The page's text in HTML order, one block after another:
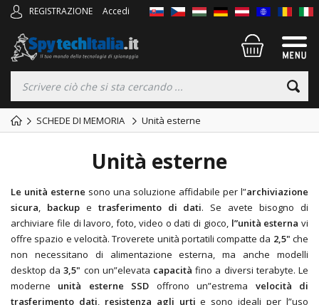
REGISTRAZIONE Accedi
SCHEDE DI MEMORIA Unità esterne
Unità esterne
Le unità esterne sono una soluzione affidabile per l”archiviazione
sicura, backupe trasferimento di dati. Se avete bisogno di
archiviare file di lavoro, foto, video o dati di gioco, l”unità esterna vi
offre spazio e velocità. Troverete unità portatili compatte da 2,5" che
non necessitano di alimentazione esterna, ma anche modelli
desktop da3,5" con un”elevata capacità fino a diversi terabyte. Le
moderne unità esterne SSD offrono un”estrema velocità di
trasferimento dati, resistenza agli urti e sono ideali per l”uso